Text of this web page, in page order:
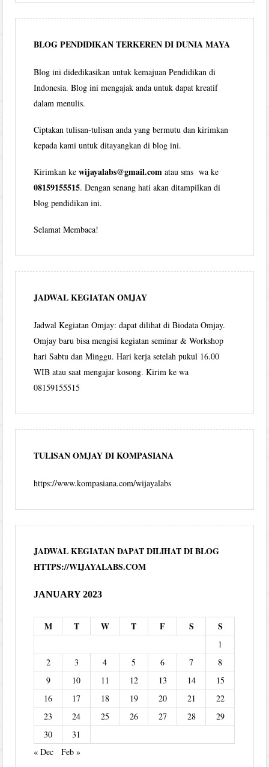
per
bulan
BLOG PENDIDIKAN TERKEREN DI DUNIA MAYA
Blog ini didedikasikan untuk kemajuan Pendidikan di
Indonesia. Blog ini mengajak anda untuk dapat kreatif
dalam menulis.
Ciptakan tulisan-tulisan anda yang bermutu dan kirimkan
kepada kami untuk ditayangkan di blog ini.
Kirimkan kewijayalabs@gmail.com atau sms wa ke
08159155515. Dengan senang hati akan ditampilkan di
blog pendidikan ini.
Selamat Membaca!
JADWAL KEGIATAN OMJAY
Jadwal Kegiatan Omjay: dapat dilihat di Biodata Omjay.
Omjay baru bisa mengisi kegiatan seminar & Workshop
hari Sabtu dan Minggu. Hari kerja setelah pukul 16.00
WIB atau saat mengajar kosong. Kirim ke wa
08159155515
TULISAN OMJAY DI KOMPASIANA
https://www.kompasiana.com/wijayalabs
JADWAL KEGIATAN DAPAT DILIHAT DI BLOG
HTTPS://WIJAYALABS.COM
JANUARY 2023
M T W T F S S
1
2
3 4 5 6 7
8
9
10 11 12 13 14
15
16
17 18 19 20 21
22
23
24 25 26 27 28
29
30
31
« Dec
Feb »